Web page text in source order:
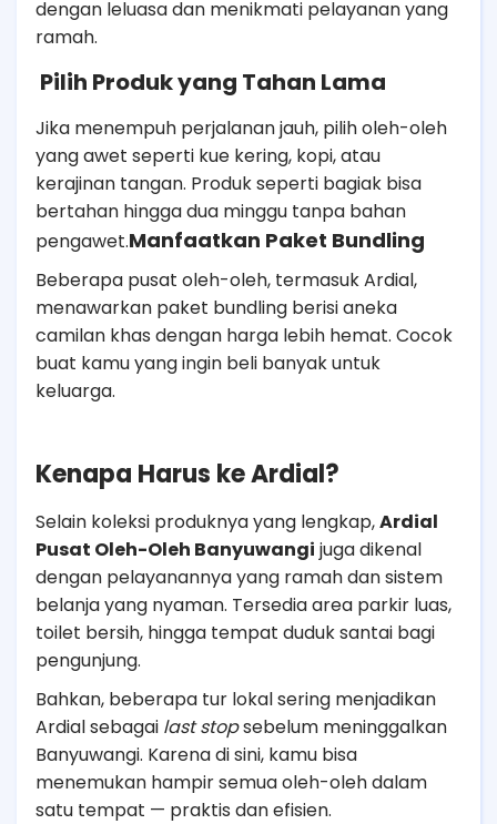
dengan leluasa dan menikmati pelayanan yang
ramah.
Pilih Produk yang Tahan Lama
Jika menempuh perjalanan jauh, pilih oleh-oleh
yang awet seperti kue kering, kopi, atau
kerajinan tangan. Produk seperti bagiak bisa
bertahan hingga dua minggu tanpa bahan
pengawet.Manfaatkan Paket Bundling
Beberapa pusat oleh-oleh, termasuk Ardial,
menawarkan paket bundling berisi aneka
camilan khas dengan harga lebih hemat. Cocok
buat kamu yang ingin beli banyak untuk
keluarga.
Kenapa Harus ke Ardial?
Selain koleksi produknya yang lengkap,Ardial
Pusat Oleh-Oleh Banyuwangi juga dikenal
dengan pelayanannya yang ramah dan sistem
belanja yang nyaman. Tersedia area parkir luas,
toilet bersih, hingga tempat duduk santai bagi
pengunjung.
Bahkan, beberapa tur lokal sering menjadikan
Ardial sebagai last stopsebelum meninggalkan
Banyuwangi. Karena di sini, kamu bisa
menemukan hampir semua oleh-oleh dalam
satu tempat — praktis dan efisien.